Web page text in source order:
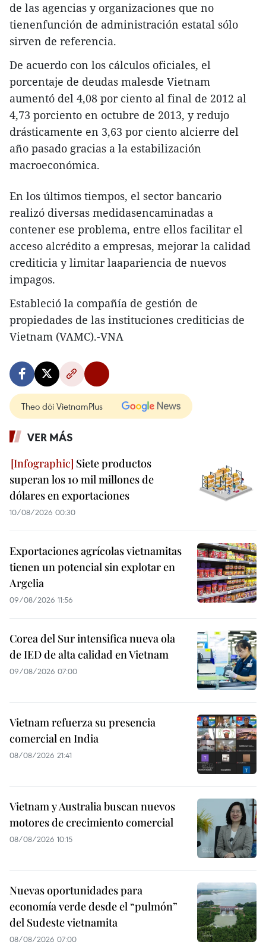
de las agencias y organizaciones que no
tienenfunción de administración estatal sólo
sirven de referencia.
De acuerdo con los cálculos oficiales, el
porcentaje de deudas malesde Vietnam
aumentó del 4,08 por ciento al final de 2012 al
4,73 porciento en octubre de 2013, y redujo
drásticamente en 3,63 por ciento alcierre del
año pasado gracias a la estabilización
macroeconómica.
En los últimos tiempos, el sector bancario
realizó diversas medidasencaminadas a
contener ese problema, entre ellos facilitar el
acceso alcrédito a empresas, mejorar la calidad
crediticia y limitar laapariencia de nuevos
impagos.
Estableció la compañía de gestión de
propiedades de las instituciones crediticias de
Vietnam (VAMC).-VNA
Theo dõi VietnamPlus
VER MÁS
Siete productos
superan los 10 mil millones de
dólares en exportaciones
10/08/2026 00:30
Exportaciones agrícolas vietnamitas
tienen un potencial sin explotar en
Argelia
09/08/2026 11:56
Corea del Sur intensifica nueva ola
de IED de alta calidad en Vietnam
09/08/2026 07:00
Vietnam refuerza su presencia
comercial en India
08/08/2026 21:41
Vietnam y Australia buscan nuevos
motores de crecimiento comercial
08/08/2026 10:15
Nuevas oportunidades para
economía verde desde el “pulmón”
del Sudeste vietnamita
08/08/2026 07:00